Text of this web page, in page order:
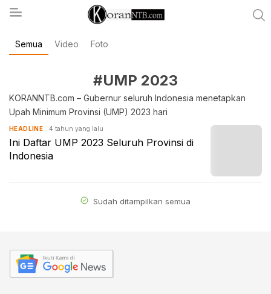
koranntb.com
Semua Video Foto
#UMP 2023
KORANNTB.com – Gubernur seluruh Indonesia menetapkan
Upah Minimum Provinsi (UMP) 2023 hari
HEADLINE 4 tahun yang lalu
Ini Daftar UMP 2023 Seluruh Provinsi di
Indonesia
Sudah ditampilkan semua